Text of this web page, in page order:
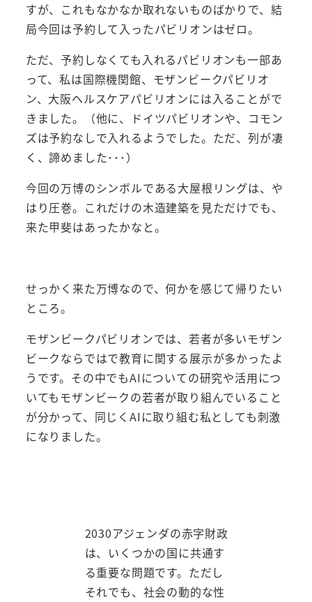
すが、これもなかなか取れないものばかりで、結
局今回は予約して入ったパビリオンはゼロ。
ただ、予約しなくても入れるパビリオンも一部あ
って、私は国際機関館、モザンビークパビリオ
ン、大阪ヘルスケアパビリオンには入ることがで
きました。（他に、ドイツパビリオンや、コモン
ズは予約なしで入れるようでした。ただ、列が凄
く、諦めました･･･）
今回の万博のシンボルである大屋根リングは、や
はり圧巻。これだけの木造建築を見ただけでも、
来た甲斐はあったかなと。
せっかく来た万博なので、何かを感じて帰りたい
ところ。
モザンビークパビリオンでは、若者が多いモザン
ビークならではで教育に関する展示が多かったよ
うです。その中でもAIについての研究や活用につ
いてもモザンビークの若者が取り組んでいること
が分かって、同じくAIに取り組む私としても刺激
になりました。
2030アジェンダの赤字財政
は、いくつかの国に共通す
る重要な問題です。ただし
それでも、社会の動的な性